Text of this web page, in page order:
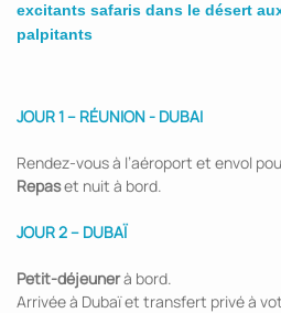
excitants safaris dans le désert
palpitants
JOUR 1 – RÉUNION - DUBAI
Rendez-vous à l’aéroport et envol
Repaset nuit à bord.
JOUR 2 – DUBAÏ
Petit-déjeunerà bord.
Arrivée à Dubaï et transfert privé à